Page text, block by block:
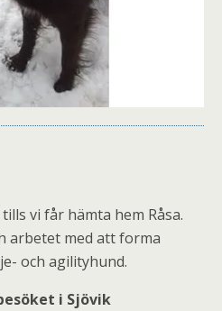
vi får hämta hem Råsa.
arbetet med att forma
och agilityhund.
i Sjövik